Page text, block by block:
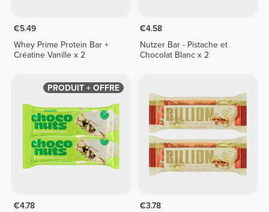
€5.49
Whey Prime Protein Bar +
Créatine Vanille x 2
€4.58
Nutzer Bar - Pistache et
Chocolat Blanc x 2
PRODUIT + OFFRE
€4.78
€3.78